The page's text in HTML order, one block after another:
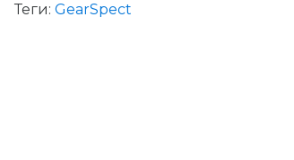
Теги: GearSpect